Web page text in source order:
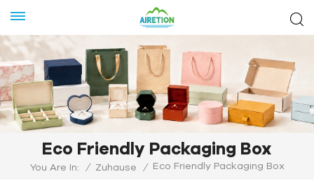
Eco Friendly Packaging Box
You Are In: / Zuhause / Eco Friendly Packaging Box